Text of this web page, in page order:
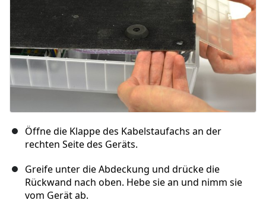
Öffne die Klappe des Kabelstaufachs an der
rechten Seite des Geräts.
Greife unter die Abdeckung und drücke die
Rückwand nach oben. Hebe sie an und nimm sie
vom Gerät ab.